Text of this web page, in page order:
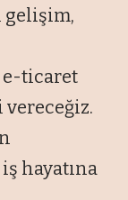
gelişim,
e-ticaret
hayatına